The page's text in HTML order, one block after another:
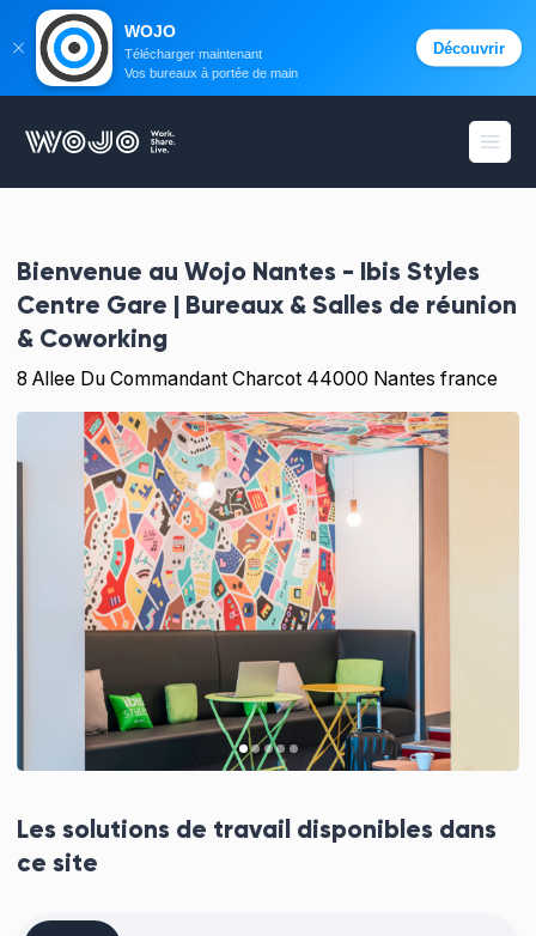
WOJO
Bienvenue au Wojo Nantes - Ibis Styles
Centre Gare | Bureaux & Salles de réunion
& Coworking
8 Allee Du Commandant Charcot 44000 Nantes france
Les solutions de travail disponibles dans
ce site
WOJO
Télécharger maintenant
Vos bureaux à portée de main
Découvrir